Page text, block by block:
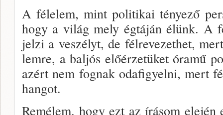
A félelem, mint politikai tényező
hogy a világ mely égtáján élünk. A
jelzi a veszélyt, de félreve­zethet,
lemre, a baljós előérzetüket óramű
azért nem fognak odafigyelni, mert
hangot.
Remélem, hogy ezt az írásom elején